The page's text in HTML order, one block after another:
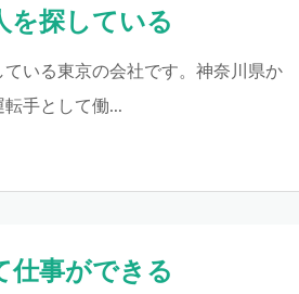
を探している
いる東京の会社です。神奈川県か
手として働...
仕事ができる